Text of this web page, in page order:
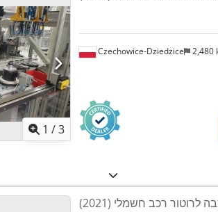
1 /3
Czechowice-Dziedzice 2,480
לרוטור רכב חשמלי (2021)